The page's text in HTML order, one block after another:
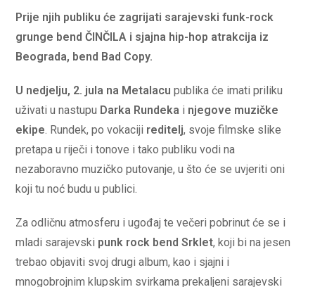
Prije njih publiku će zagrijati sarajevski funk-rock
grunge bend ČINČILA i sjajna hip-hop atrakcija iz
Beograda, bend Bad Copy.
U nedjelju, 2. jula na Metalacu publika će imati priliku
uživati u nastupu Darka Rundeka i njegove muzičke
ekipe. Rundek, po vokaciji reditelj, svoje filmske slike
pretapa u riječi i tonove i tako publiku vodi na
nezaboravno muzičko putovanje, u što će se uvjeriti oni
koji tu noć budu u publici.
Za odličnu atmosferu i ugođaj te večeri pobrinut će se i
mladi sarajevski punk rock bend Srklet, koji bi na jesen
trebao objaviti svoj drugi album, kao i sjajni i
mnogobrojnim klupskim svirkama prekaljeni sarajevski